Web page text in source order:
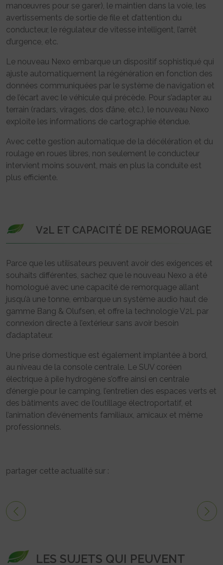
manœuvres pour se garer), le maintien dans la voie, les
avertissements de sortie de file et d’attention du
conducteur, le régulateur de vitesse intelligent, l’arrêt
d’urgence, etc.
Le nouveau Nexo embarque un dispositif sophistiqué qui
ajuste automatiquement la régénération en fonction des
données communiquées par le système de navigation et
de l’écart avec le véhicule qui précède. Pour s’adapter au
terrain (radars, virages, dos d’âne, etc.), le nouveau Nexo
exploite les informations de cartographie étendue.
Avec cette gestion automatique de la décélération et du
roulage en roues libres, non seulement le conducteur
intervient moins souvent, mais en plus la conduite est
plus efficiente.
V2L ET CAPACITÉ DE REMORQUAGE
Parce que les utilisateurs peuvent avoir des exigences et
souhaits différentes, sachez que le nouveau Nexo a été
homologué avec une capacité de remorquage allant
jusqu’à une tonne, embarque un système audio haut de
gamme Bang & Olufsen, et offre la technologie V2L par
connexion directe à l’extérieur sans avoir besoin
d’adaptateur.
Une prise domestique est également implantée à bord,
au niveau de la console centrale. Le SUV coréen
électrique à pile hydrogène s’offre ainsi en centrale
d’énergie pour le camping, l’entretien des espaces verts et
des bâtiments avec de l’outillage électroportatif, et
l’animation d’événements familiaux, amicaux et même
professionnels.
partager cette actualité sur :
LES SUJETS QUI PEUVENT